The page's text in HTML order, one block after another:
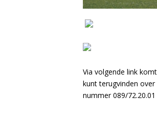
Via volgende link
kunt terugvinden
nummer 089/